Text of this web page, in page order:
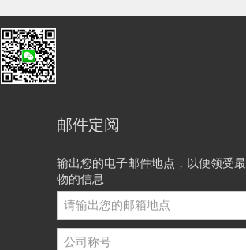
邮件定阅
输出您的电子邮件地点，以便领受
物的信息